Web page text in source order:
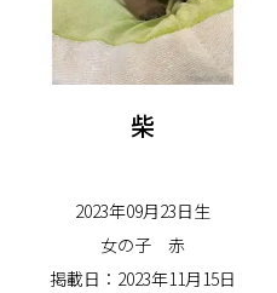
柴
2023年09月23日生
女の子
赤
掲載日：2023年11月15日